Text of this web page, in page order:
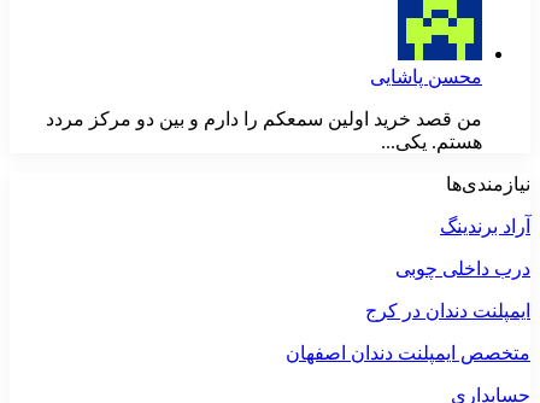
محسن پاشایی
من قصد خرید اولین سمعکم را دارم و بین دو مرکز مردد
هستم. یکی...
نیازمندی‌ها
آراد برندینگ
درب داخلی چوبی
ایمپلنت دندان در کرج
متخصص ایمپلنت دندان اصفهان
حسابداری